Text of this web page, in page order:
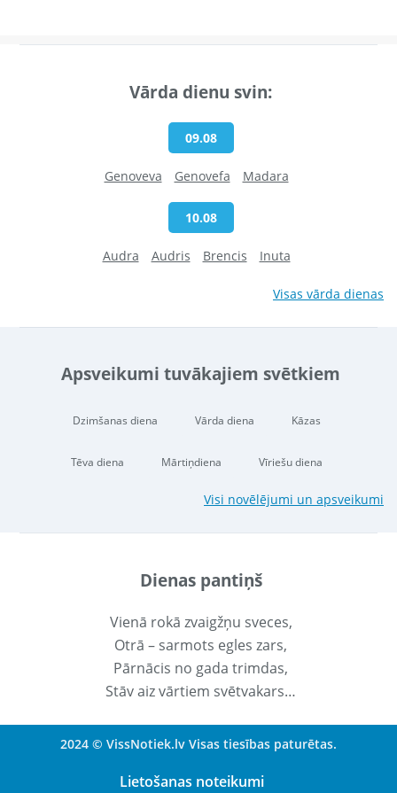
Vārda dienu svin:
09.08
Genoveva Genovefa Madara
10.08
Audra Audris Brencis Inuta
Visas vārda dienas
Apsveikumi tuvākajiem svētkiem
Dzimšanas diena Vārda diena Kāzas
Tēva diena Mārtiņdiena Vīriešu diena
Visi novēlējumi un apsveikumi
Dienas pantiņš
Vienā rokā zvaigžņu sveces,
Otrā – sarmots egles zars,
Pārnācis no gada trimdas,
Stāv aiz vārtiem svētvakars…
2024 © VissNotiek.lv Visas tiesības paturētas.
Lietošanas noteikumi